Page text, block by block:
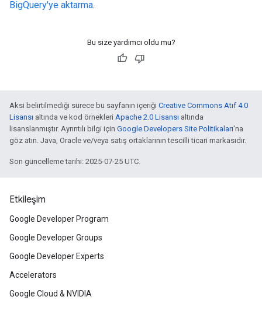
BigQuery'ye aktarma.
Bu size yardımcı oldu mu?
Aksi belirtilmediği sürece bu sayfanın içeriği Creative Commons Atıf 4.0
Lisansı altında ve kod örnekleri Apache 2.0 Lisansı altında
lisanslanmıştır. Ayrıntılı bilgi için Google Developers Site Politikaları'na
göz atın. Java, Oracle ve/veya satış ortaklarının tescilli ticari markasıdır.
Son güncelleme tarihi: 2025-07-25 UTC.
Etkileşim
Google Developer Program
Google Developer Groups
Google Developer Experts
Accelerators
Google Cloud & NVIDIA